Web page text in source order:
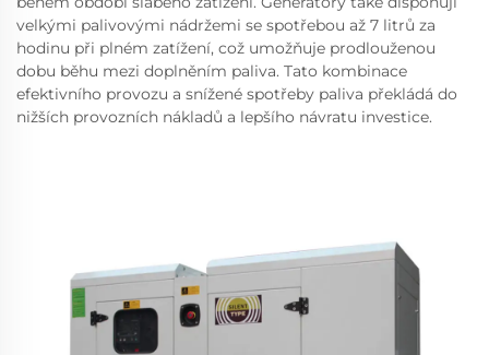
velkými palivovými nádržemi se spotřebou až 7 litrů za
hodinu při plném zatížení, což umožňuje prodlouženou
dobu běhu mezi doplněním paliva. Tato kombinace
efektivního provozu a snížené spotřeby paliva překládá do
nižších provozních nákladů a lepšího návratu investice.